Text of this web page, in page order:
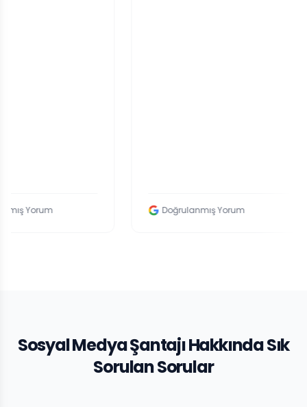
Doğrulanmış Yorum
Sosyal Medya Şantajı Hakkında Sık
Sorulan Sorular